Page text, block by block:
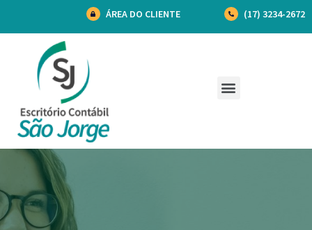
ÁREA DO CLIENTE (17) 3234-2672